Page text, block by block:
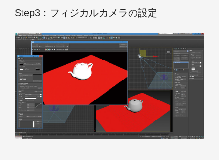
Step3：フィジカルカメラの設定